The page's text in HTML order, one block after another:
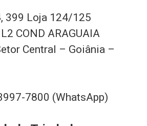
399 Loja 124/125
COND ARAGUAIA
Central – Goiânia –
7800 (WhatsApp)